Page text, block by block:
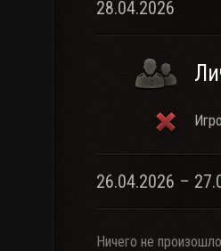
28.04.2026
26.04.2026 –
Ничего не произошло